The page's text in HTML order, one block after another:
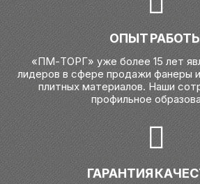
ОПЫТ
«ПМ-ТОРГ» уже более 15 лет
лидеров в сфере продажи фанеры
плитных материалов. Наши
профильное
ГАРАНТИЯ